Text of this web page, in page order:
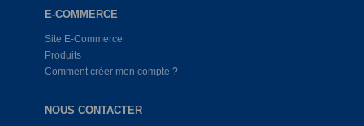
E-COMMERCE
Site E-Commerce
Produits
Comment créer mon compte ?
NOUS CONTACTER